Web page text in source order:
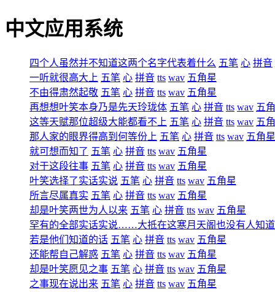
中文应用系统
四个人虽然并不知道这两个名字代表着什么 五笔 心 拼音
一听就很高大上 五笔 心 拼音 tts wav 五角星
不由得肃然起敬 五笔 心 拼音 tts wav 五角星
再想想叶笑本身乃是先天玲珑体 五笔 心 拼音 tts wav 五
这等天赋那位超级大能都看不上 五笔 心 拼音 tts wav 五
那人家的眼界得高到何等份上 五笔 心 拼音 tts wav 五角星
就可想而知了 五笔 心 拼音 tts wav 五角星
对于这段往事 五笔 心 拼音 tts wav 五角星
叶笑选择了实话实说 五笔 心 拼音 tts wav 五角星
所言尽属真实 五笔 心 拼音 tts wav 五角星
却是叶笑两世为人以来 五笔 心 拼音 tts wav 五角星
罕有的全部实话实说……大抵在这寒月天阁也没有人知
若是他们知道的话 五笔 心 拼音 tts wav 五角星
还能帮自己解惑 五笔 心 拼音 tts wav 五角星
却是叶笑愿见之事 五笔 心 拼音 tts wav 五角星
之事现在说出来 五笔 心 拼音 tts wav 五角星